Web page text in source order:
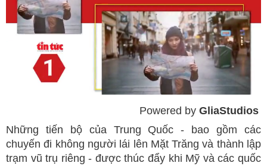
Powered by GliaStudios
Những tiến bộ của Trung Quốc - bao gồm các
chuyến đi không người lái lên Mặt Trăng và thành lập
trạm vũ trụ riêng - được thúc đẩy khi Mỹ và các quốc